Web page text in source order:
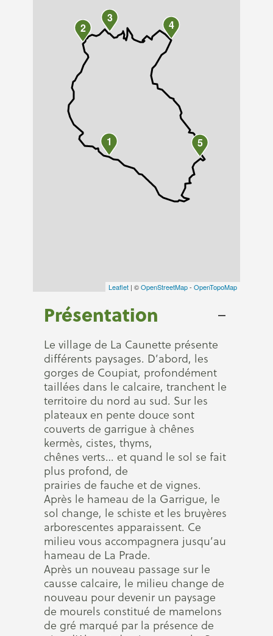
1
2
3
4
5
Leaflet | ©OpenStreetMap- OpenTopoMap
Présentation
Le village de La Caunette présente
différents paysages. D’abord, les
gorges de Coupiat, profondément
taillées dans le calcaire, tranchent le
territoire du nord au sud. Sur les
plateaux en pente douce sont
couverts de garrigue à chênes
kermès, cistes, thyms,
chênes verts… et quand le sol se fait
plus profond, de
prairies de fauche et de vignes.
Après le hameau de la Garrigue, le
sol change, le schiste et les bruyères
arborescentes apparaissent. Ce
milieu vous accompagnera jusqu’au
hameau de La Prade.
Après un nouveau passage sur le
causse calcaire, le milieu change de
nouveau pour devenir un paysage
de mourels constitué de mamelons
de gré marqué par la présence de